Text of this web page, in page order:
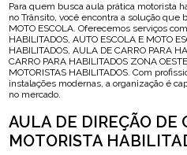
Para quem busca aula prática motorista
no Trânsito, você encontra a solução que
MOTO ESCOLA. Oferecemos serviços
HABILITADOS, AUTO ESCOLA E MOTO
HABILITADOS, AULA DE CARRO PARA
CARRO PARA HABILITADOS ZONA
MOTORISTAS HABILITADOS. Com
instalações modernas, a organização é
no mercado.
AULA DE DIREÇÃO DE
MOTORISTA